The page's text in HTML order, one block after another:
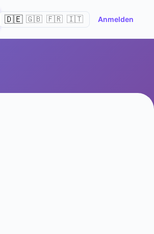
🇩🇪 🇬🇧 🇫🇷 🇮🇹 Anmelden